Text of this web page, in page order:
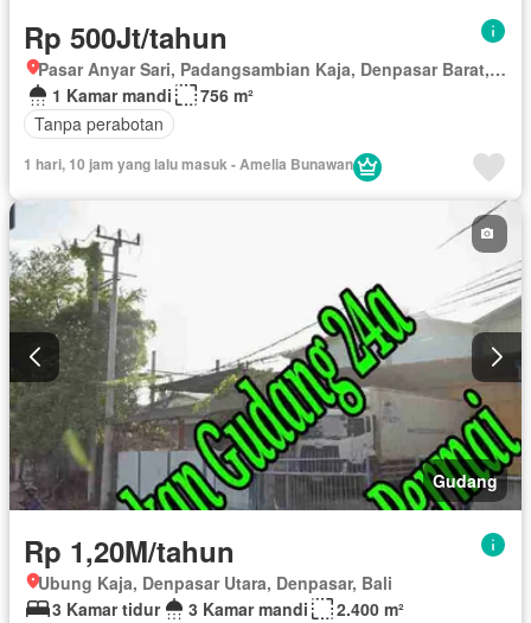
Rp 500Jt/tahun
Pasar Anyar Sari, Padangsambian Kaja, Denpasar Barat, Denpasar, Bali
1 Kamar mandi
756 m²
Tanpa perabotan
1 hari, 10 jam yang lalu masuk - Amelia Bunawan
Gudang
Rp 1,20M/tahun
Ubung Kaja, Denpasar Utara, Denpasar, Bali
3 Kamar tidur
3 Kamar mandi
2.400 m²